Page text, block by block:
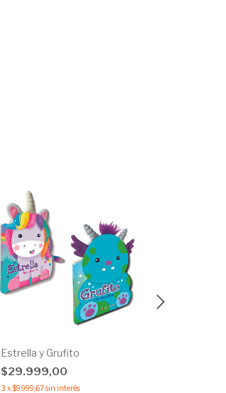
Estrella y Grufito
$29.999,00
3 x$9.999,67sin interés